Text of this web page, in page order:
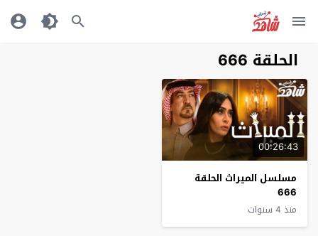
الحلقة 666
00:26:43
مسلسل الميراث الحلقة
666
منذ 4 سنوات